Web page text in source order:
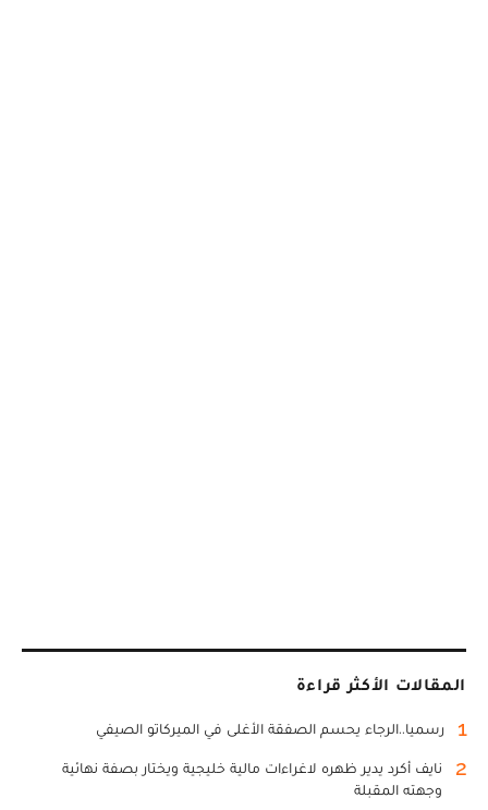
المقالات الأكثر قراءة
1 رسميا..الرجاء يحسم الصفقة الأغلى في الميركاتو الصيفي
2
نايف أكرد يدير ظهره لاغراءات مالية خليجية ويختار بصفة نهائية
وجهته المقبلة